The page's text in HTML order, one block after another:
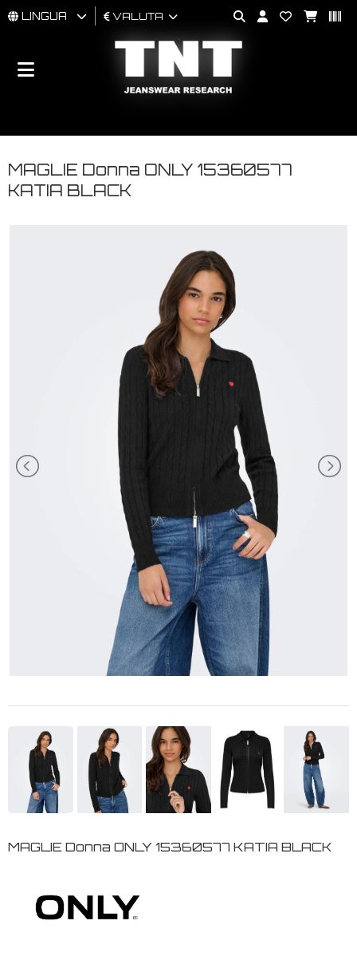
UOMO
BRAND
LINGUA VALUTA
MAGLIE Donna ONLY 15360577
KATIA BLACK
MAGLIE Donna ONLY 15360577 KATIA BLACK